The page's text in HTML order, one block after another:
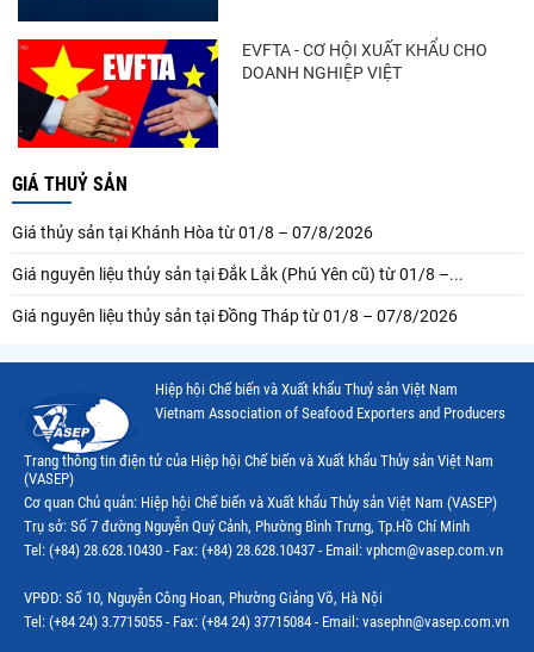
EVFTA - CƠ HỘI XUẤT KHẨU CHO
DOANH NGHIỆP VIỆT
GIÁ THUỶ SẢN
Giá thủy sản tại Khánh Hòa từ 01/8 – 07/8/2026
Giá nguyên liệu thủy sản tại Đắk Lắk (Phú Yên cũ) từ 01/8 –...
Giá nguyên liệu thủy sản tại Đồng Tháp từ 01/8 – 07/8/2026
Hiệp hội Chế biến và Xuất khẩu Thuỷ sản Việt Nam
Vietnam Association of Seafood Exporters and Producers
Trang thông tin điện tử của Hiệp hội Chế biến và Xuất khẩu Thủy sản Việt Nam
(VASEP)
Cơ quan Chủ quản: Hiệp hội Chế biến và Xuất khẩu Thủy sản Việt Nam (VASEP)
Trụ sở: Số 7 đường Nguyễn Quý Cảnh, Phường Bình Trưng, Tp.Hồ Chí Minh
Tel: (+84) 28.628.10430 - Fax: (+84) 28.628.10437 - Email: vphcm@vasep.com.vn
VPĐD: Số 10, Nguyễn Công Hoan, Phường Giảng Võ, Hà Nội
Tel: (+84 24) 3.7715055 - Fax: (+84 24) 37715084 - Email: vasephn@vasep.com.vn